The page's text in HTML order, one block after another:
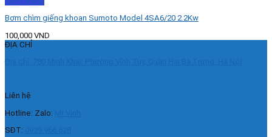
Bơm chìm giếng khoan Sumoto Model 4SA6/20 2.2Kw
100,000 VND
ĐỊA CHỈ
Liên hệ
Hotline: Zalo:
SĐT: